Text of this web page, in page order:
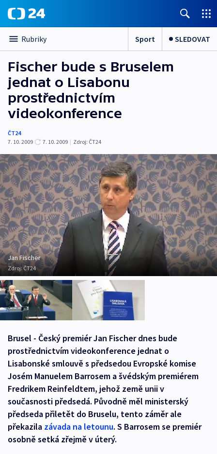
Rubriky Sport SLEDOVAT
Fischer bude s Bruselem
jednat o Lisabonu
prostřednictvím
videokonference
ČT24
7. 10. 2009
7. 10. 2009 | Zdroj: ČT24
Jan Fischer
Zdroj:ČT24
Brusel - Český premiér Jan Fischer dnes bude
prostřednictvím videokonference jednat o
Lisabonské smlouvě s předsedou Evropské komise
Josém Manuelem Barrosem a švédským premiérem
Fredrikem Reinfeldtem, jehož země unii v
současnosti předsedá. Původně měl ministerský
předseda přiletět do Bruselu, tento záměr ale
překazila závada na letounu. S Barrosem se premiér
osobně setká zřejmě v úterý.